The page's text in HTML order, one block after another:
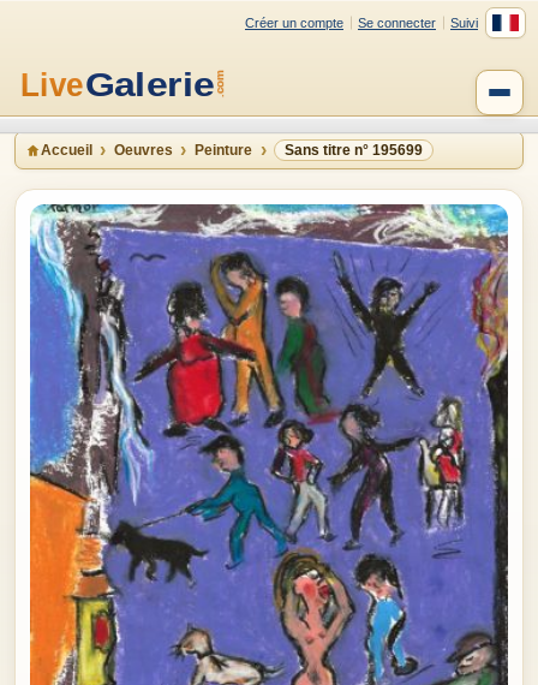
Créer un compte Se connecter Suivi
Accueil Oeuvres Peinture Sans titre n° 195699